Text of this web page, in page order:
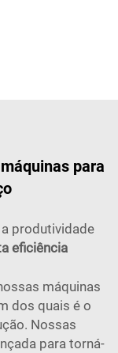
para
produtividade
eficiência
máquinas
dos quais é o
Nossas
para torná-